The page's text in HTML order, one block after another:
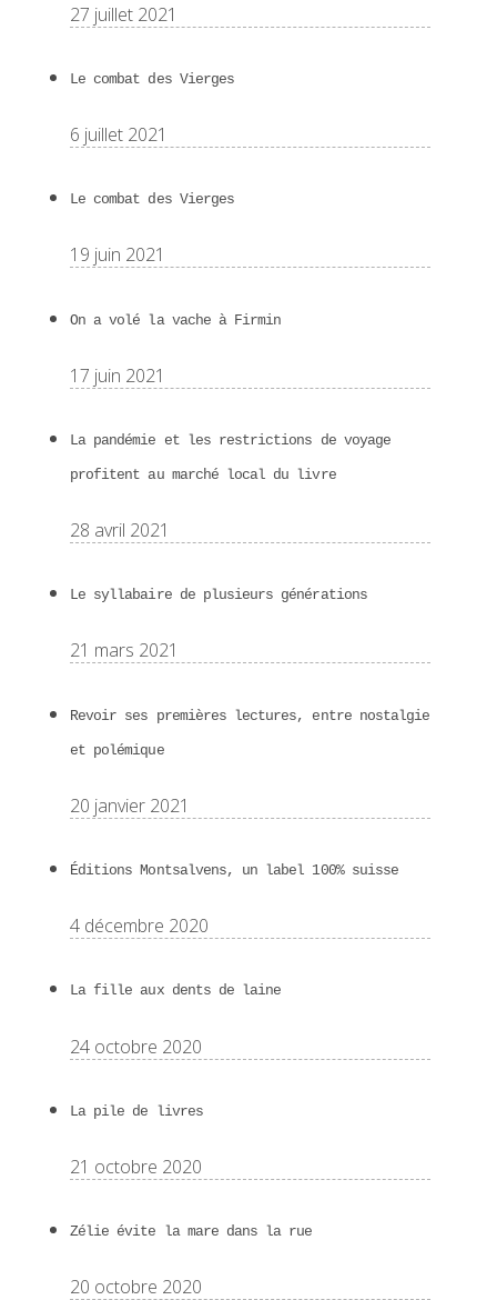
27 juillet 2021
Le combat des Vierges
6 juillet 2021
Le combat des Vierges
19 juin 2021
On a volé la vache à Firmin
17 juin 2021
La pandémie et les restrictions de voyage
profitent au marché local du livre
28 avril 2021
Le syllabaire de plusieurs générations
21 mars 2021
Revoir ses premières lectures, entre nostalgie
et polémique
20 janvier 2021
Éditions Montsalvens, un label 100% suisse
4 décembre 2020
La fille aux dents de laine
24 octobre 2020
La pile de livres
21 octobre 2020
Zélie évite la mare dans la rue
20 octobre 2020